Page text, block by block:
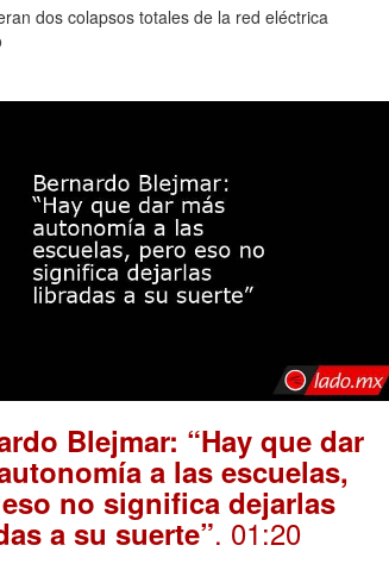
dos colapsos totales de la red eléctrica
Blejmar: “Hay que dar
a las escuelas,
no significa dejarlas
a su suerte”. 01:20